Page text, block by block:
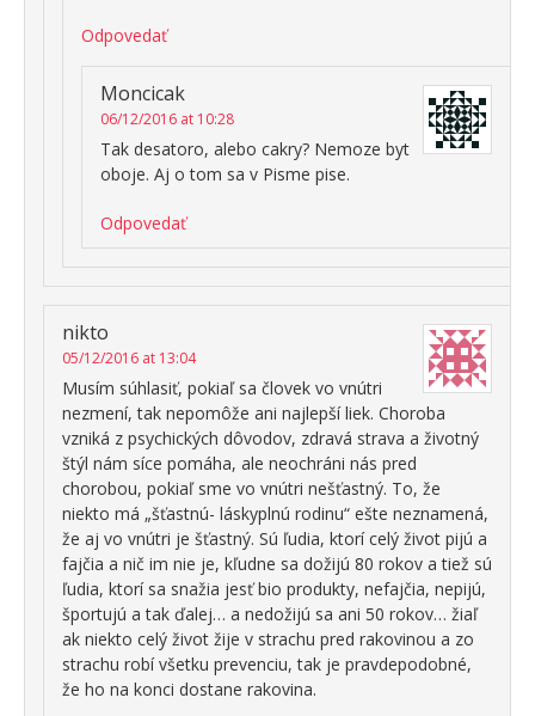
Odpovedať
Moncicak
06/12/2016 at 10:28
Tak desatoro, alebo cakry? Nemoze byt
oboje. Aj o tom sa v Pisme pise.
Odpovedať
nikto
05/12/2016 at 13:04
Musím súhlasiť, pokiaľ sa človek vo vnútri
nezmení, tak nepomôže ani najlepší liek. Choroba
vzniká z psychických dôvodov, zdravá strava a životný
štýl nám síce pomáha, ale neochráni nás pred
chorobou, pokiaľ sme vo vnútri nešťastný. To, že
niekto má „šťastnú- láskyplnú rodinu“ ešte neznamená,
že aj vo vnútri je šťastný. Sú ľudia, ktorí celý život pijú a
fajčia a nič im nie je, kľudne sa dožijú 80 rokov a tiež sú
ľudia, ktorí sa snažia jesť bio produkty, nefajčia, nepijú,
športujú a tak ďalej… a nedožijú sa ani 50 rokov… žiaľ
ak niekto celý život žije v strachu pred rakovinou a zo
strachu robí všetku prevenciu, tak je pravdepodobné,
že ho na konci dostane rakovina.